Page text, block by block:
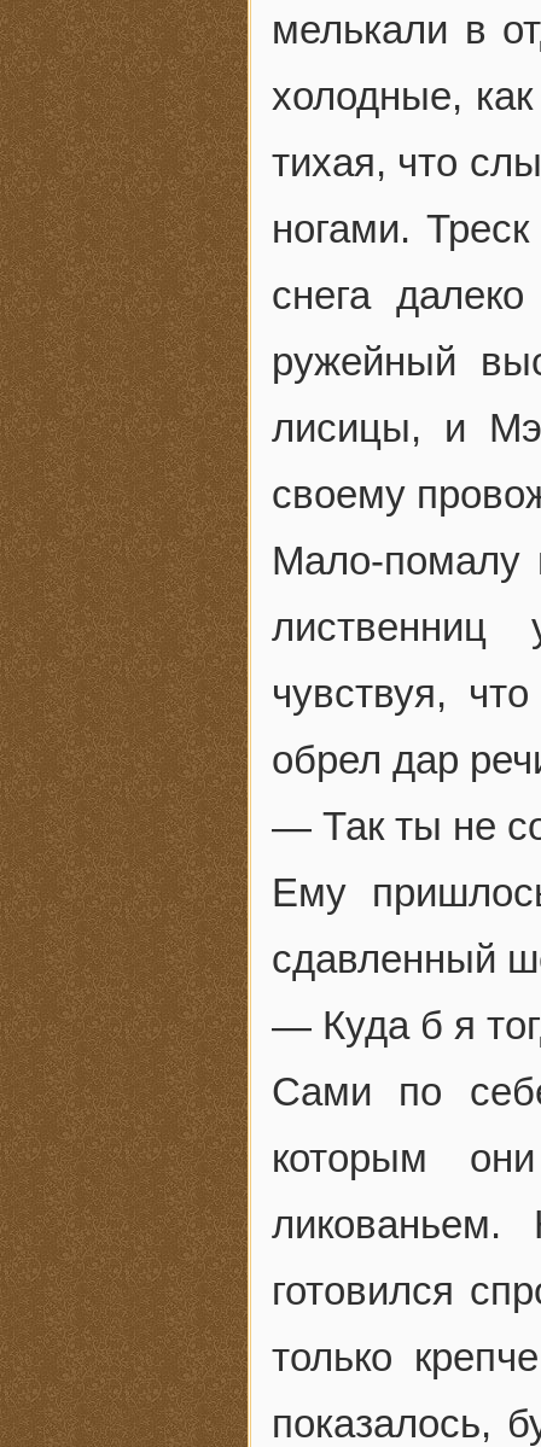
мелькали в
холодные,
тихая, что
ногами.
снега
ружейный
лисицы, и
своему
Мало-помалу
чувствуя,
обрел дар
— Так ты не
Ему
сдавленный
— Куда б я
Сами по
которым
готовился
только
показалось,